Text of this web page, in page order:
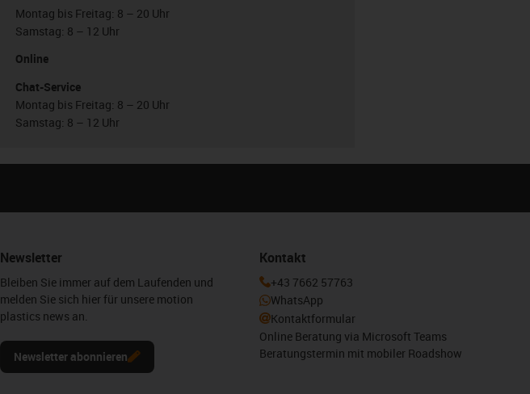
Montag bis Freitag: 8 – 20 Uhr
Samstag: 8 – 12 Uhr
Online
Chat-Service
Montag bis Freitag: 8 – 20 Uhr
Samstag: 8 – 12 Uhr
Newsletter
Bleiben Sie immer auf dem Laufenden und
melden Sie sich hier für unsere motion
plastics news an.
Newsletter abonnieren
Kontakt
+43 7662 57763
WhatsApp
Kontaktformular
Online Beratung via Microsoft Teams
Beratungstermin mit mobiler Roadshow